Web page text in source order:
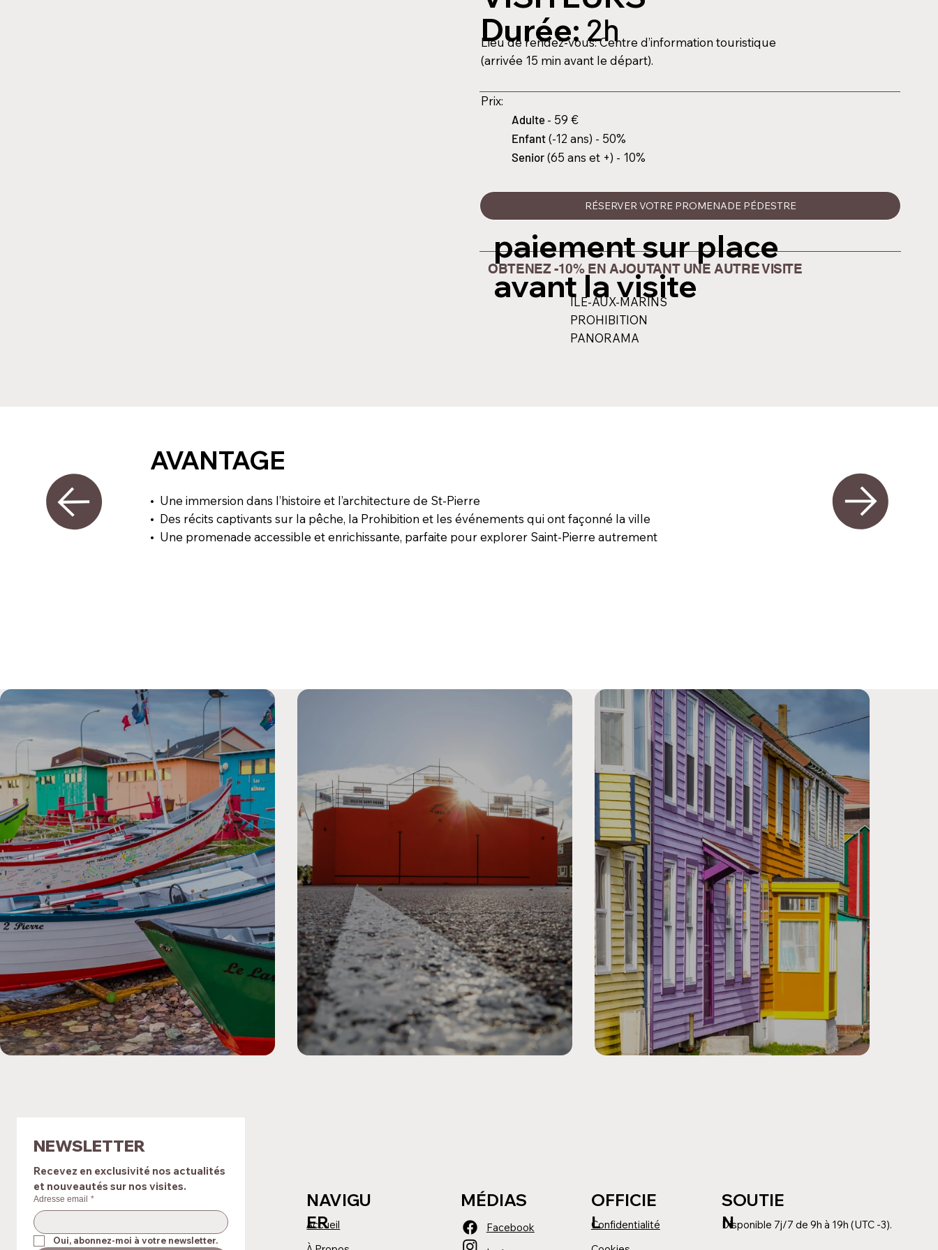
Durée:2h
Lieu de rendez-vous: Centre d’information touristique
(arrivée 15 min avant le départ).
Prix:
Adulte - 59 €
Enfant(-12 ans) - 50%
Senior(65 ans et +) - 10%
RÉSERVER VOTRE PROMENADE PÉDESTRE
paiement sur place
avant la visite
      OBTENEZ -10% EN AJOUTANT UNE AUTRE VISITE
ÎLE-AUX-MARINS
PROHIBITION
PANORAMA
AVANTAGE
• Une immersion dans l’histoire et l’architecture de St-Pierre
• Des récits captivants sur la pêche, la Prohibition et les événements qui ont façonné la ville
• Une promenade accessible et enrichissante, parfaite pour explorer Saint-Pierre autrement
NEWSLETTER
Recevez en exclusivité nos actualités
et nouveautés sur nos visites.
Adresse email *
Oui, abonnez-moi à votre newsletter.
NAVIGU
ER
Accueil
MÉDIAS
Facebook
OFFICIE
L
Confidentialité
SOUTIE
N
Disponible 7j/7 de 9h à 19h (UTC -3).